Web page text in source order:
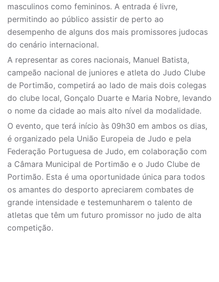
masculinos como femininos. A entrada é livre,
permitindo ao público assistir de perto ao
desempenho de alguns dos mais promissores judocas
do cenário internacional.
A representar as cores nacionais, Manuel Batista,
campeão nacional de juniores e atleta do Judo Clube
de Portimão, competirá ao lado de mais dois colegas
do clube local, Gonçalo Duarte e Maria Nobre, levando
o nome da cidade ao mais alto nível da modalidade.
O evento, que terá início às 09h30 em ambos os dias,
é organizado pela União Europeia de Judo e pela
Federação Portuguesa de Judo, em colaboração com
a Câmara Municipal de Portimão e o Judo Clube de
Portimão. Esta é uma oportunidade única para todos
os amantes do desporto apreciarem combates de
grande intensidade e testemunharem o talento de
atletas que têm um futuro promissor no judo de alta
competição.